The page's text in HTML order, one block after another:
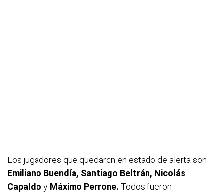
Los jugadores que quedaron en estado de alerta son
Emiliano Buendía, Santiago Beltrán, Nicolás
Capaldo y Máximo Perrone. Todos fueron